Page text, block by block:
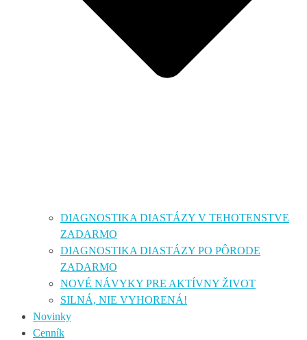
DIAGNOSTIKA DIASTÁZY V TEHOTENSTVE
ZADARMO
DIAGNOSTIKA DIASTÁZY PO PÔRODE
ZADARMO
NOVÉ NÁVYKY PRE AKTÍVNY ŽIVOT
SILNÁ, NIE VYHORENÁ!
Novinky
Cenník